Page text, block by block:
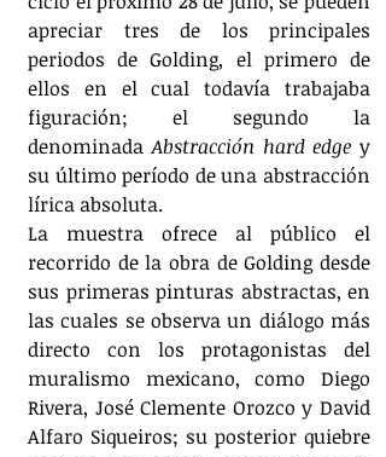
apreciar tres de los principales
periodos de Golding, el primero de
ellos en el cual todavía trabajaba
figuración; el segundo la
denominada Abstracción hard edge y
su último período de una abstracción
lírica absoluta.
La muestra ofrece al público el
recorrido de la obra de Golding desde
sus primeras pinturas abstractas, en
las cuales se observa un diálogo más
directo con los protagonistas del
muralismo mexicano, como Diego
Rivera, José Clemente Orozco y David
Alfaro Siqueiros; su posterior quiebre